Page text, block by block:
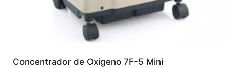
Concentrador de Oxigeno 7F-5 Mini